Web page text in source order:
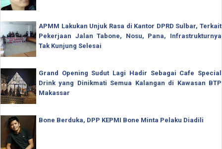
APMM Lakukan Unjuk Rasa di Kantor DPRD Sulbar, Terkait
Pekerjaan Jalan Tabone, Nosu, Pana, Infrastrukturnya
Tak Kunjung Selesai
Grand Opening Sudut Lagi Hadir Sebagai Cafe Special
Drink yang Dinikmati Semua Kalangan di Kawasan BTP
Makassar
Bone Berduka, DPP KEPMI Bone Minta Pelaku Diadili